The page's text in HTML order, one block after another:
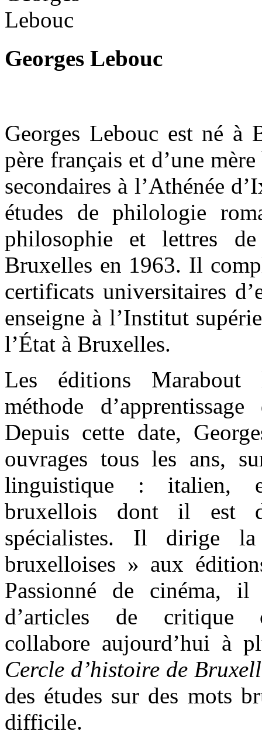
Georges Lebouc
Georges Lebouc est né à
père français et d’une
secondaires à l’Athénée
études de philologie
philosophie et lettres
Bruxelles en 1963. Il
certificats universitaires
enseigne à l’Institut
l’État à Bruxelles.
Les éditions Marabout
méthode
Depuis cette date,
ouvrages tous les ans,
linguistique : italien,
bruxellois dont il est
spécialistes. Il dirige
bruxelloises » aux
Passionné de cinéma,
d’articles de critique
collabore aujourd’hui à
Cercle d’histoire de
des études sur des mots
difficile.